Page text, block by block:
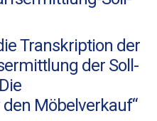
Transkription der
der Soll-
Möbelverkauf“